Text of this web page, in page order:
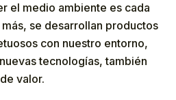
el medio ambiente es cada
se desarrollan productos
con nuestro entorno,
tecnologías, también
valor.